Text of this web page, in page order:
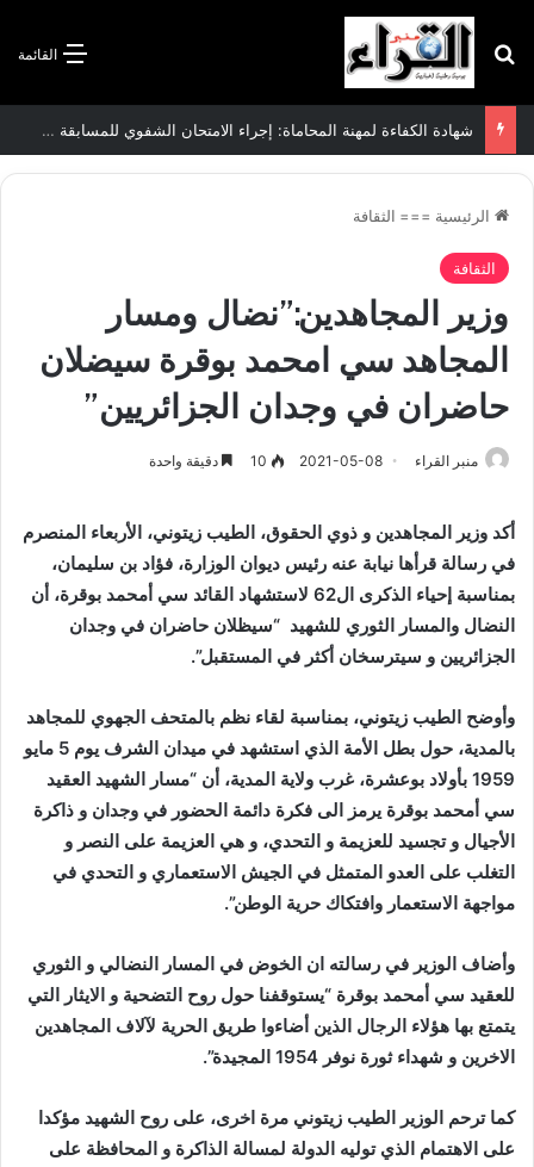
القائمة بحث عن
شهادة الكفاءة لمهنة المحاماة: إجراء الامتحان الشفوي للمسابقة الوطنية للالتحاق بالتكوين يومي 9 و 10 سبتمبر القادم
الرئيسية === الثقافة
الثقافة
وزير المجاهدين:”نضال ومسار
المجاهد سي امحمد بوقرة سيضلان
حاضران في وجدان الجزائريين”
منبر القراء 2021-05-08
10 دقيقة واحدة
أكد وزير المجاهدين و ذوي الحقوق، الطيب زيتوني، الأربعاء المنصرم
في رسالة قرأها نيابة عنه رئيس ديوان الوزارة، فؤاد بن سليمان،
بمناسبة إحياء الذكرى ال62 لاستشهاد القائد سي أمحمد بوقرة، أن
النضال والمسار الثوري للشهيد “سيظلان حاضران في وجدان
الجزائريين و سيترسخان أكثر في المستقبل”.
وأوضح الطيب زيتوني، بمناسبة لقاء نظم بالمتحف الجهوي للمجاهد
بالمدية، حول بطل الأمة الذي استشهد في ميدان الشرف يوم 5 مايو
1959 بأولاد بوعشرة، غرب ولاية المدية، أن “مسار الشهيد العقيد
سي أمحمد بوقرة يرمز الى فكرة دائمة الحضور في وجدان و ذاكرة
الأجيال و تجسيد للعزيمة و التحدي، و هي العزيمة على النصر و
التغلب على العدو المتمثل في الجيش الاستعماري و التحدي في
مواجهة الاستعمار وافتكاك حرية الوطن”.
وأضاف الوزير في رسالته ان الخوض في المسار النضالي و الثوري
للعقيد سي أمحمد بوقرة “يستوقفنا حول روح التضحية و الايثار التي
يتمتع بها هؤلاء الرجال الذين أضاءوا طريق الحرية لآلاف المجاهدين
الاخرين و شهداء ثورة نوفر 1954 المجيدة”.
كما ترحم الوزير الطيب زيتوني مرة اخرى، على روح الشهيد مؤكدا
على الاهتمام الذي توليه الدولة لمسالة الذاكرة و المحافظة على